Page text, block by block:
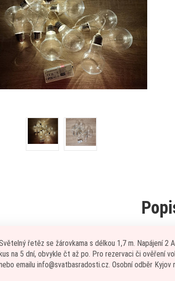
řetěz se žárovkama s délkou 1,7 m. Napájení 2
na 5 dní, obvykle čt až po. Pro rezervaci či ověření
emailu info@svatbasradosti.cz. Osobní odběr